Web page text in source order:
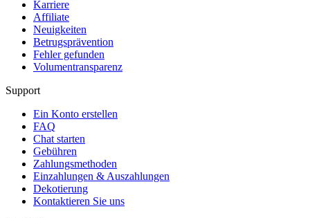
Karriere
Affiliate
Neuigkeiten
Betrugsprävention
Fehler gefunden
Volumentransparenz
Support
Ein Konto erstellen
FAQ
Chat starten
Gebühren
Zahlungsmethoden
Einzahlungen & Auszahlungen
Dekotierung
Kontaktieren Sie uns